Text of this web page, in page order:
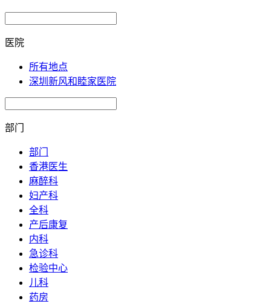
医院
所有地点
深圳新风和睦家医院
部门
部门
香港医生
麻醉科
妇产科
全科
产后康复
内科
急诊科
检验中心
儿科
药房